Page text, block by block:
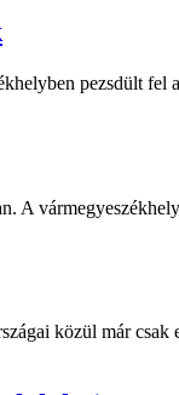
pezsdült fel
közül már